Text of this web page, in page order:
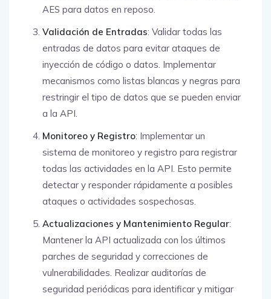
AES para datos en reposo.
Validación de Entradas: Validar todas las
entradas de datos para evitar ataques de
inyección de código o datos. Implementar
mecanismos como listas blancas y negras para
restringir el tipo de datos que se pueden enviar
a la API.
Monitoreo y Registro: Implementar un
sistema de monitoreo y registro para registrar
todas las actividades en la API. Esto permite
detectar y responder rápidamente a posibles
ataques o actividades sospechosas.
Actualizaciones y Mantenimiento Regular:
Mantener la API actualizada con los últimos
parches de seguridad y correcciones de
vulnerabilidades. Realizar auditorías de
seguridad periódicas para identificar y mitigar